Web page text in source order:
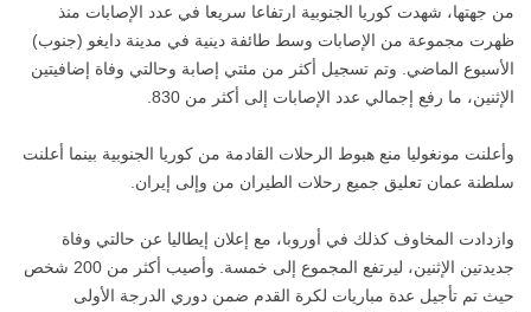
من جهتها، شهدت كوريا الجنوبية ارتفاعا سريعا في عدد الإصابات منذ
ظهرت مجموعة من الإصابات وسط طائفة دينية في مدينة دايغو (جنوب)
الأسبوع الماضي. وتم تسجيل أكثر من مئتي إصابة وحالتي وفاة إضافيتين
الإثنين، ما رفع إجمالي عدد الإصابات إلى أكثر من 830.
وأعلنت مونغوليا منع هبوط الرحلات القادمة من كوريا الجنوبية بينما أعلنت
سلطنة عمان تعليق جميع رحلات الطيران من وإلى إيران.
وازدادت المخاوف كذلك في أوروبا، مع إعلان إيطاليا عن حالتي وفاة
جديدتين الإثنين، ليرتفع المجموع إلى خمسة. وأصيب أكثر من 200 شخص
حيث تم تأجيل عدة مباريات لكرة القدم ضمن دوري الدرجة الأولى